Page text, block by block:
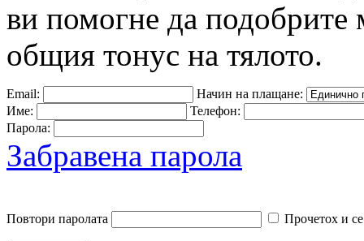
ви помогне да подобрите
общия тонус на тялото.
Email:
Начин на плащане:
Име:
Телефон:
Парола:
Забравена парола
Повтори паролата Прочетох и